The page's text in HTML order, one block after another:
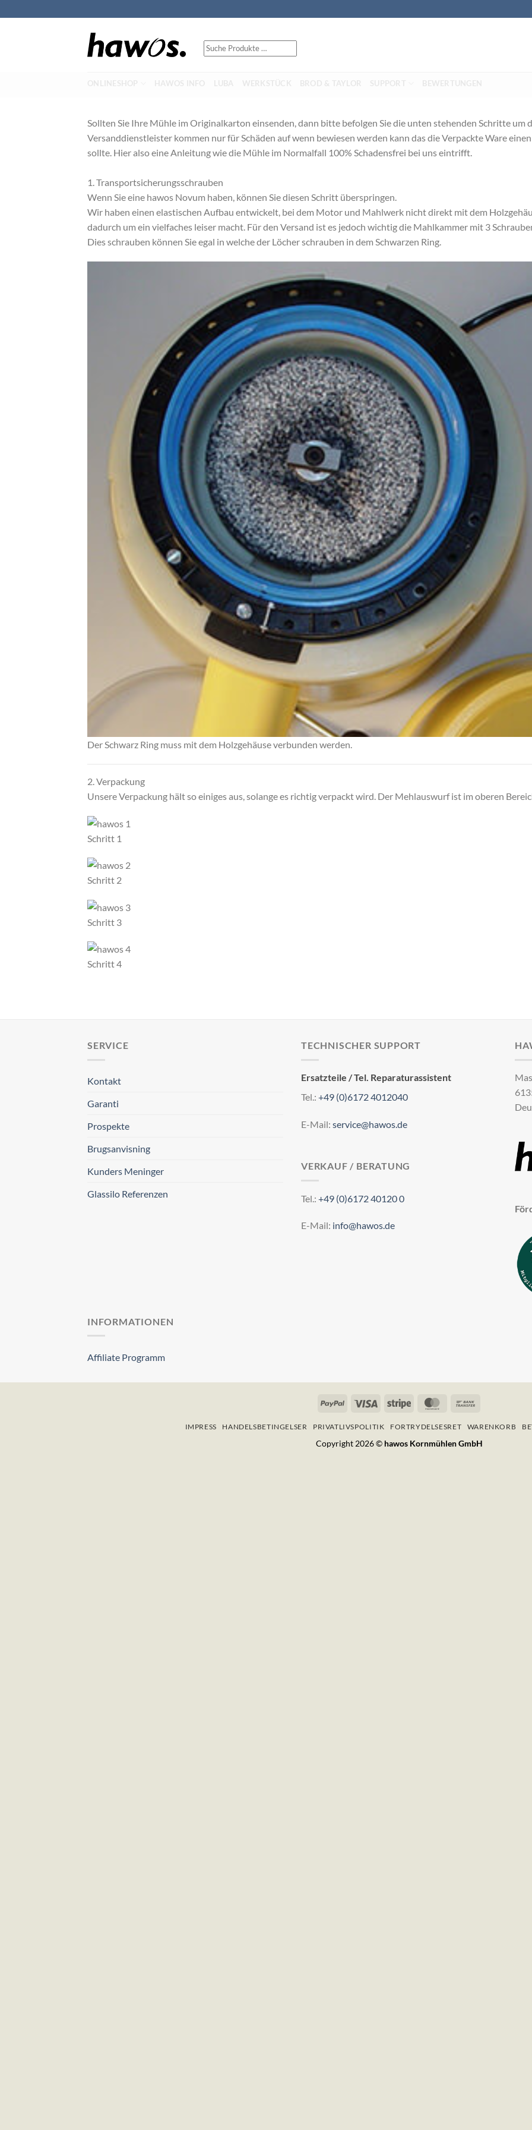
til
Suche
Produkte
Sollten Sie Ihre Mühle im Originalkarton einsenden, dann bitte befolgen Sie die unten stehenden Schritte um
Versanddienstleister kommen nur für Schäden auf wenn bewiesen werden kann das die Verpackte Ware
sollte. Hier also eine Anleitung wie die Mühle im Normalfall 100% Schadensfrei bei uns eintrifft.
1. Transportsicherungsschrauben
Wenn Sie eine hawos Novum haben, können Sie diesen Schritt überspringen.
Wir haben einen elastischen Aufbau entwickelt, bei dem Motor und Mahlwerk nicht direkt mit dem
dadurch um ein vielfaches leiser macht. Für den Versand ist es jedoch wichtig die Mahlkammer mit 3
Dies schrauben können Sie egal in welche der Löcher schrauben in dem Schwarzen Ring.
Der Schwarz Ring muss mit dem Holzgehäuse verbunden werden.
2. Verpackung
Unsere Verpackung hält so einiges aus, solange es richtig verpackt wird. Der Mehlauswurf ist im oberen
Schritt 1
Schritt 2
Schritt 3
Schritt 4
SERVICE
Kontakt
Garanti
Prospekte
Brugsanvisning
Kunders Meninger
Glassilo Referenzen
TECHNISCHER SUPPORT
Ersatzteile / Tel. Reparaturassistent
Tel.: +49 (0)6172 4012040
E-Mail: service@hawos.de
VERKAUF / BERATUNG
Tel.: +49 (0)6172 40120 0
E-Mail: info@hawos.de
INFORMATIONEN
Affiliate Programm
PayPal Visa Stripe MasterCard
IMPRESS HANDELSBETINGELSER PRIVATLIVSPOLITIK FORTRYDELSESRET WARENKORB
Copyright 2026 © hawos Kornmühlen GmbH